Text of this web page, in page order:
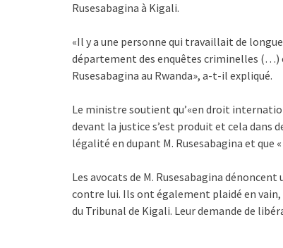
Rusesabagina à Kigali.
«Il y a une personne qui travaillait de
département des enquêtes criminelles (…)
Rusesabagina au Rwanda», a-t-il expliqué.
Le ministre soutient qu’«en droit
devant la justice s’est produit et cela dans
légalité en dupant M. Rusesabagina et que
Les avocats de M. Rusesabagina
contre lui. Ils ont également plaidé en
du Tribunal de Kigali. Leur demande de